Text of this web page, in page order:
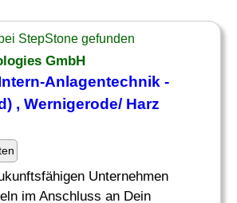
StepStone gefunden
GmbH
-Anlagentechnik -
, Wernigerode/ Harz
Unternehmen
im Anschluss an Dein